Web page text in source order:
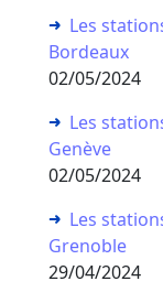
Les
Bordeaux
02/05/2024
Les
Genève
02/05/2024
Les
Grenoble
29/04/2024